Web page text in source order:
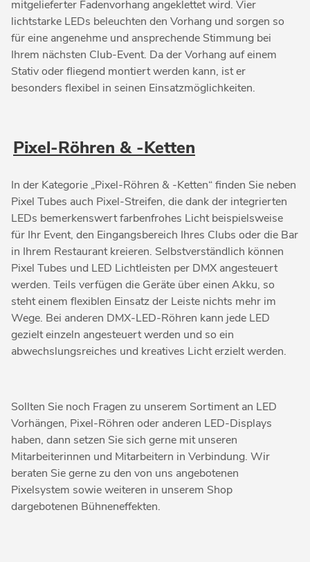
mitgelieferter Fadenvorhang angeklettet wird. Vier
lichtstarke LEDs beleuchten den Vorhang und sorgen so
für eine angenehme und ansprechende Stimmung bei
Ihrem nächsten Club-Event. Da der Vorhang auf einem
Stativ oder fliegend montiert werden kann, ist er
besonders flexibel in seinen Einsatzmöglichkeiten.
Pixel-Röhren & -Ketten
In der Kategorie „Pixel-Röhren & -Ketten“ finden Sie neben
Pixel Tubes auch Pixel-Streifen, die dank der integrierten
LEDs bemerkenswert farbenfrohes Licht beispielsweise
für Ihr Event, den Eingangsbereich Ihres Clubs oder die Bar
in Ihrem Restaurant kreieren. Selbstverständlich können
Pixel Tubes und LED Lichtleisten per DMX angesteuert
werden. Teils verfügen die Geräte über einen Akku, so
steht einem flexiblen Einsatz der Leiste nichts mehr im
Wege. Bei anderen DMX-LED-Röhren kann jede LED
gezielt einzeln angesteuert werden und so ein
abwechslungsreiches und kreatives Licht erzielt werden.
Sollten Sie noch Fragen zu unserem Sortiment an LED
Vorhängen, Pixel-Röhren oder anderen LED-Displays
haben, dann setzen Sie sich gerne mit unseren
Mitarbeiterinnen und Mitarbeitern in Verbindung. Wir
beraten Sie gerne zu den von uns angebotenen
Pixelsystem sowie weiteren in unserem Shop
dargebotenen Bühneneffekten.